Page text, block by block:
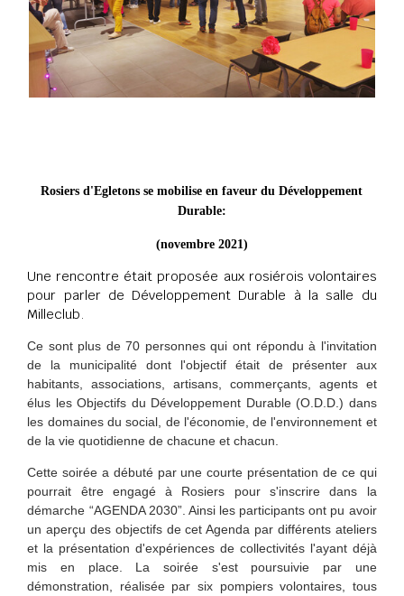
Rosiers d'Egletons se mobilise en faveur du Développement
Durable:
(novembre 2021)
Une rencontre était proposée aux rosiérois volontaires
pour parler de Développement Durable à la salle du
Milleclub.
Ce sont plus de 70 personnes qui ont répondu à l'invitation
de la municipalité dont l'objectif était de présenter aux
habitants, associations, artisans, commerçants, agents et
élus les Objectifs du Développement Durable (O.D.D.) dans
les domaines dusocial, de l'économie, de l'environnement et
de la vie quotidienne de chacune et chacun.
Cette soirée a débuté par une courte présentation de ce qui
pourrait être engagé à Rosiers pour s'inscrire dans la
démarche “AGENDA 2030”. Ainsi les participants ont pu avoir
un aperçu des objectifs de cet Agenda par différents ateliers
et la présentation d'expériences de collectivitésl'ayant déjà
mis en place. La soirée s'est poursuivie par une
démonstration, réalisée par six pompiers volontaires, tous